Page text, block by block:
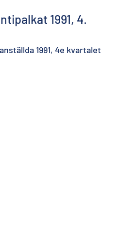
1991, 4.
1991, 4e kvartalet